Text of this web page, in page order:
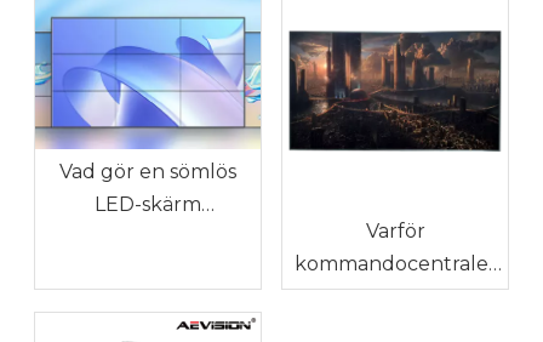
Vad gör en sömlös
LED-skärm
Varför
kommandocentraler
behöver sömlösa